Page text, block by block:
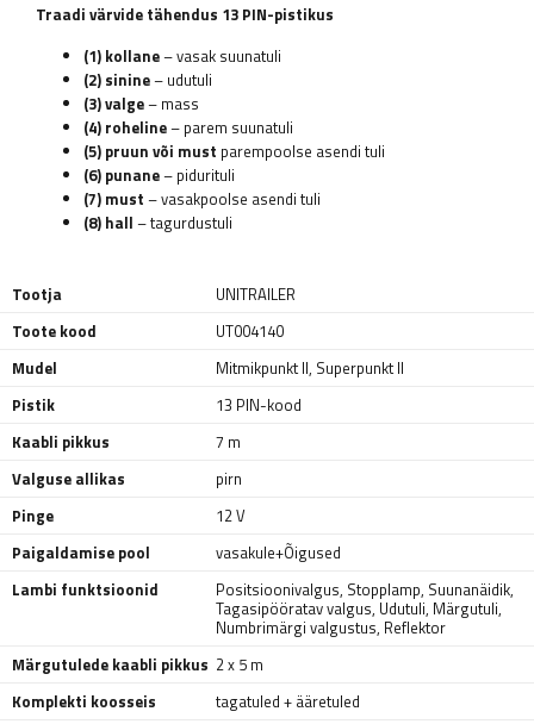
Traadi värvide tähendus 13 PIN-pistikus
(1) kollane– vasak suunatuli
(2) sinine– udutuli
(3) valge– mass
(4) roheline– parem suunatuli
(5) pruun või must parempoolse asendi tuli
(6) punane– pidurituli
(7) must – vasakpoolse asendi tuli
(8) hall – tagurdustuli
Tootja
UNITRAILER
Toote kood
UT004140
Mudel
Mitmikpunkt II, Superpunkt II
Pistik
13 PIN-kood
Kaabli pikkus
7 m
Valguse allikas
pirn
Pinge
12 V
Paigaldamise pool
vasakule+Õigused
Lambi funktsioonid
Positsioonivalgus, Stopplamp, Suunanäidik,
Tagasipööratav valgus, Udutuli, Märgutuli,
Numbrimärgi valgustus, Reflektor
Märgutulede kaabli pikkus 2 x 5 m
Komplekti koosseis
tagatuled + ääretuled